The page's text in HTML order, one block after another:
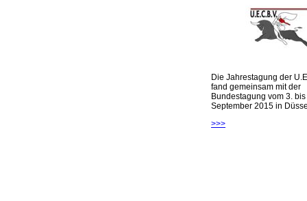
Die Jahrestagung der
fand gemeinsam mit der
Bundestagung vom 3. bis
September 2015 in
>>>